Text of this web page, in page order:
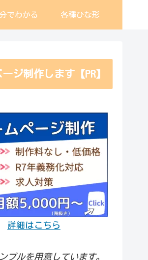
でわかる 各種ひな形
ジ制作します【PR】
詳細はこちら
プルを用意しています。